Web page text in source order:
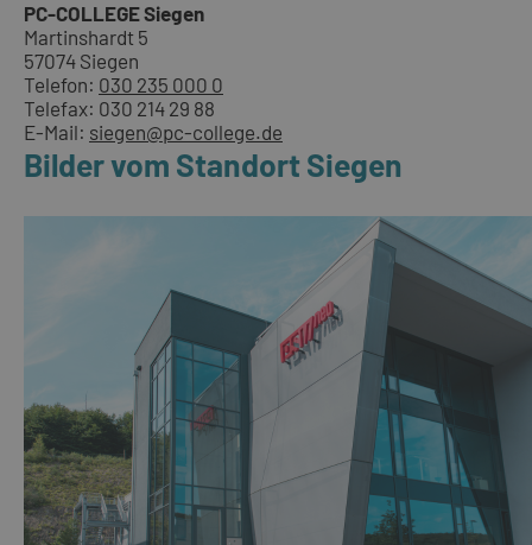
PC-COLLEGE Siegen
Martinshardt 5
57074 Siegen
Telefon: 030 235 000 0
Telefax: 030 214 29 88
E-Mail: siegen@pc-college.de
Bilder vom Standort Siegen